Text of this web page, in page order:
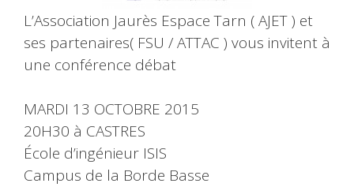
L’Association Jaurès Espace Tarn ( AJET ) et
ses partenaires( FSU / ATTAC ) vous invitent à
une conférence débat
MARDI 13 OCTOBRE 2015
20H30 à CASTRES
École d’ingénieur ISIS
Campus de la Borde Basse